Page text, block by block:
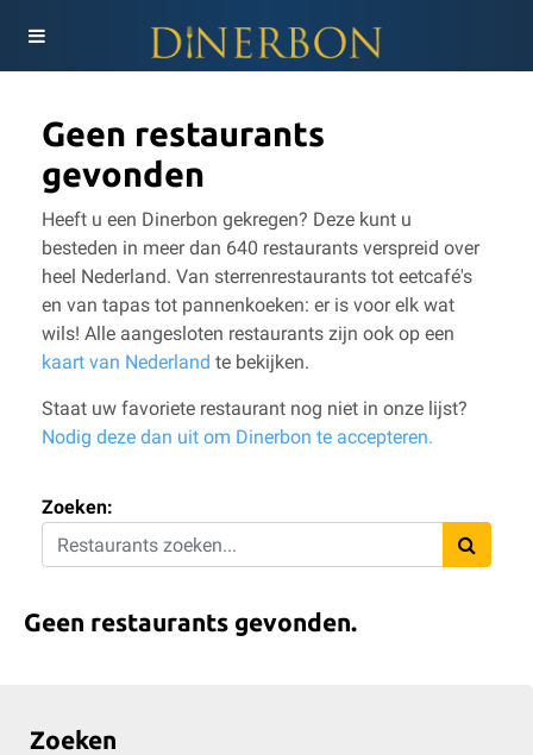
Geen restaurants
gevonden
Heeft u een Dinerbon gekregen? Deze kunt u
besteden in meer dan 640 restaurants verspreid over
heel Nederland. Van sterrenrestaurants tot eetcafé's
en van tapas tot pannenkoeken: er is voor elk wat
wils! Alle aangesloten restaurants zijn ook op een
kaart van Nederland te bekijken.
Staat uw favoriete restaurant nog niet in onze lijst?
Nodig deze dan uit om Dinerbon te accepteren.
Zoeken:
Geen restaurants gevonden.
Zoeken